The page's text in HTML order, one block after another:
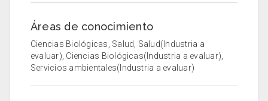
Áreas de conocimiento
Ciencias Biológicas, Salud, Salud(Industria a
evaluar), Ciencias Biológicas(Industria a evaluar),
Servicios ambientales(Industria a evaluar)